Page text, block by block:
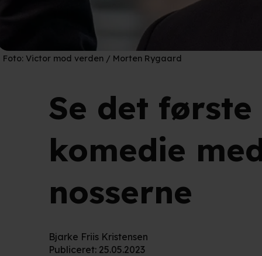
Foto: Victor mod verden / Morten Rygaard
Se det
komedie
nosserne
Bjarke Friis Kristensen
Publiceret: 25.05.2023